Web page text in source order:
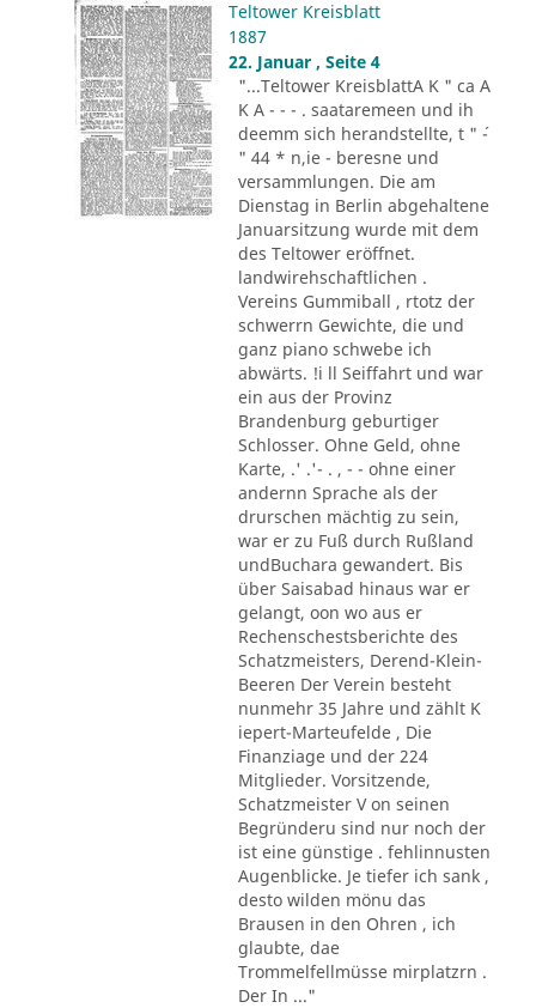
Teltower Kreisblatt
1887
22. Januar , Seite 4
"...Teltower KreisblattA K " ca A
K A - - - . saataremeen und ih
deemm sich herandstellte, t " ´-
" 44 * n,ie - beresne und
versammlungen. Die am
Dienstag in Berlin abgehaltene
Januarsitzung wurde mit dem
des Teltower eröffnet.
landwirehschaftlichen .
Vereins Gummiball , rtotz der
schwerrn Gewichte, die und
ganz piano schwebe ich
abwärts. !i ll Seiffahrt und war
ein aus der Provinz
Brandenburg geburtiger
Schlosser. Ohne Geld, ohne
Karte, .' .'- . , - - ohne einer
andernn Sprache als der
drurschen mächtig zu sein,
war er zu Fuß durch Rußland
undBuchara gewandert. Bis
über Saisabad hinaus war er
gelangt, oon wo aus er
Rechenschestsberichte des
Schatzmeisters, Derend-Klein-
Beeren Der Verein besteht
nunmehr 35 Jahre und zählt K
iepert-Marteufelde , Die
Finanziage und der 224
Mitglieder. Vorsitzende,
Schatzmeister V on seinen
Begründeru sind nur noch der
ist eine günstige . fehlinnusten
Augenblicke. Je tiefer ich sank ,
desto wilden mönu das
Brausen in den Ohren , ich
glaubte, dae
Trommelfellmüsse mirplatzrn .
Der In ..."